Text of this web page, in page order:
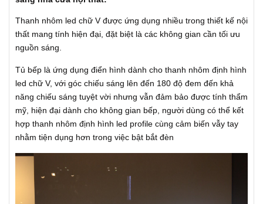
Thanh nhôm led chữ V được ứng dụng nhiều trong thiết kế nội
thất mang tính hiện đại, đặt biệt là các không gian cần tối ưu
nguồn sáng.
Tủ bếp là ứng dụng điển hình dành cho thanh nhôm định hình
led chữ V, với góc chiếu sáng lên đến 180 độ đem đến khả
năng chiếu sáng tuyệt vời nhưng vẫn đảm bảo được tính thẩm
mỹ, hiện đại dành cho không gian bếp, người dùng có thể kết
hợp thanh nhôm định hình led profile cùng cảm biến vẫy tay
nhằm tiện dụng hơn trong việc bật bắt đèn